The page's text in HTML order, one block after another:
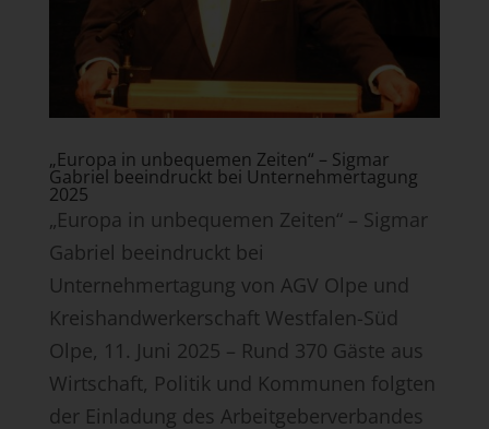
„Europa in unbequemen Zeiten“ – Sigmar
Gabriel beeindruckt bei Unternehmertagung
2025
„Europa in unbequemen Zeiten“ – Sigmar
Gabriel beeindruckt bei
Unternehmertagung von AGV Olpe und
Kreishandwerkerschaft Westfalen-Süd
Olpe, 11. Juni 2025 – Rund 370 Gäste aus
Wirtschaft, Politik und Kommunen folgten
der Einladung des Arbeitgeberverbandes